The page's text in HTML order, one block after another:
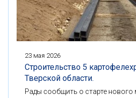
23 мая 2026
Строительство 5
Тверской области.
Рады сообщить о старте